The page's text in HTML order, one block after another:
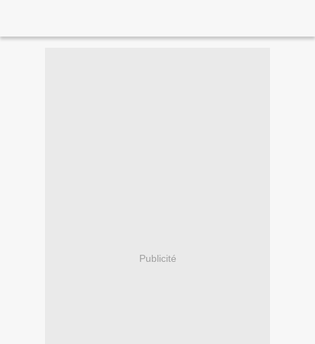
Publicité